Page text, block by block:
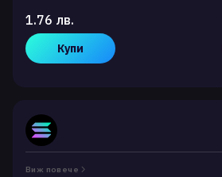
1.76 лв.
Купи
Виж повече